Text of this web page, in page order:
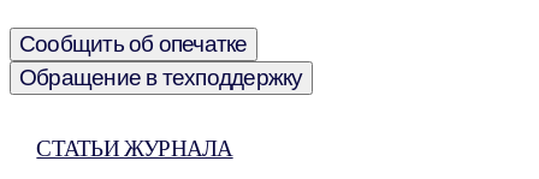
Сообщить об опечатке
Обращение в техподдержку
СТАТЬИ ЖУРНАЛА